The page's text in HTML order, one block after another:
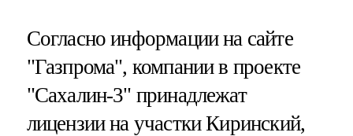
Согласно информации на сайте
"Газпрома", компании в проекте
"Сахалин-3" принадлежат
лицензии на участки Киринский,